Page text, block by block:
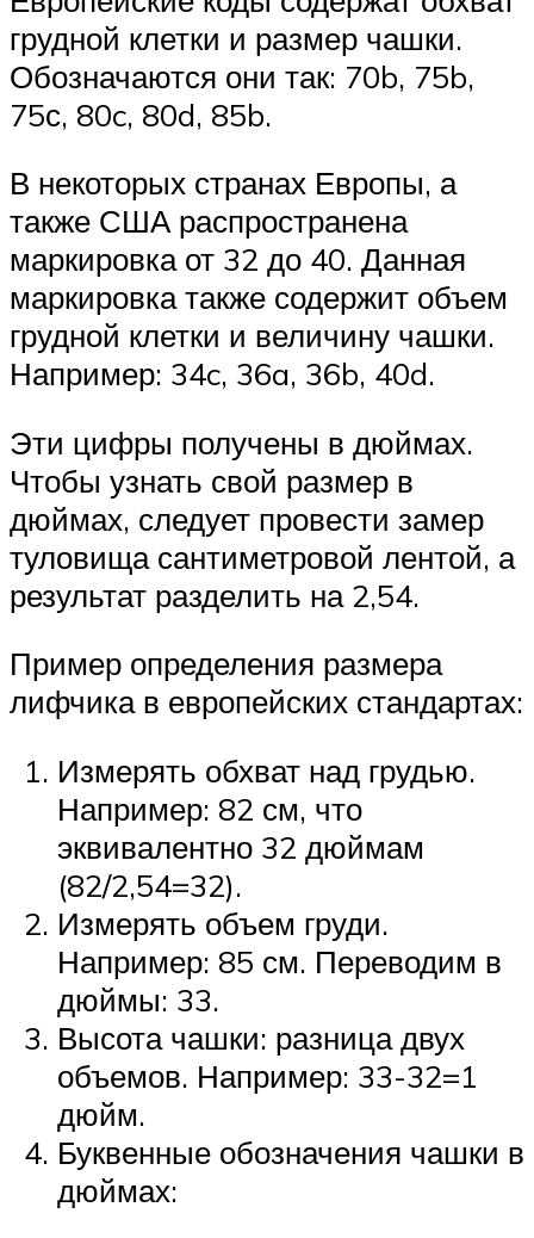
грудной клетки и размер чашки.
Обозначаются они так: 70b, 75b,
75с, 80c, 80d, 85b.
В некоторых странах Европы, а
также США распространена
маркировка от 32 до 40. Данная
маркировка также содержит объем
грудной клетки и величину чашки.
Например: 34c, 36a, 36b, 40d.
Эти цифры получены в дюймах.
Чтобы узнать свой размер в
дюймах, следует провести замер
туловища сантиметровой лентой, а
результат разделить на 2,54.
Пример определения размера
лифчика в европейских стандартах:
Измерять обхват над грудью.
Например: 82 см, что
эквивалентно 32 дюймам
(82/2,54=32).
Измерять объем груди.
Например: 85 см. Переводим в
дюймы: 33.
Высота чашки: разница двух
объемов. Например: 33-32=1
дюйм.
Буквенные обозначения чашки в
дюймах: